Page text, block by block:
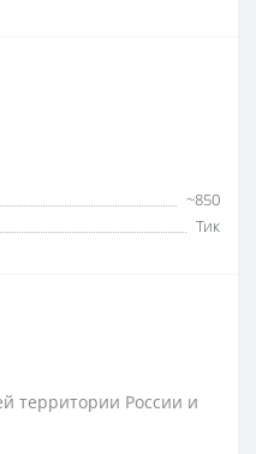
~850
Тик
территории России и